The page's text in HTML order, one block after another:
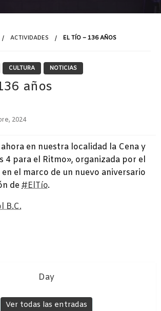
ACTIVIDADES EL TÍO – 136 AÑOS
CULTURA NOTICIAS
años
2024
en nuestra localidad la Cena y
4 para el Ritmo», organizada por el
en el marco de un nuevo aniversario
de#ElTío.
B.C.
Day
Ver todas las entradas